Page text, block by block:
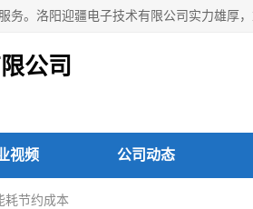
公司
视频 公司动态
耗节约成本